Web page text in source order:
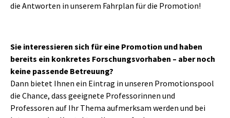
die Antworten in unserem Fahrplan für die Promotion!
Sie interessieren sich für eine Promotion und haben
bereits ein konkretes Forschungsvorhaben – aber noch
keine passende Betreuung?
Dann bietet Ihnen ein Eintrag in unseren Promotionspool
die Chance, dass geeignete Professorinnen und
Professoren auf Ihr Thema aufmerksam werden und bei